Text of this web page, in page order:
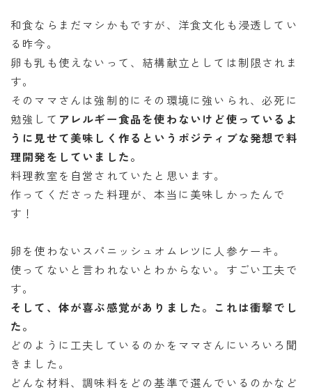
和食ならまだマシかもですが、洋食文化も浸透してい
る昨今。
卵も乳も使えないって、結構献立としては制限されま
す。
そのママさんは強制的にその環境に強いられ、必死に
勉強して アレルギー食品を使わないけど使っているよ
うに見せて美味しく作るというポジティブな発想で料
理開発をしていました。
料理教室を自営されていたと思います。
作ってくださった料理が、本当に美味しかったんで
す！
卵を使わないスパニッシュオムレツに人参ケーキ。
使ってないと言われないとわからない。すごい工夫で
す。
そして、体が喜ぶ感覚がありました。これは衝撃でし
た。
どのように工夫しているのかをママさんにいろいろ聞
きました。
どんな材料、調味料をどの基準で選んでいるのかなど